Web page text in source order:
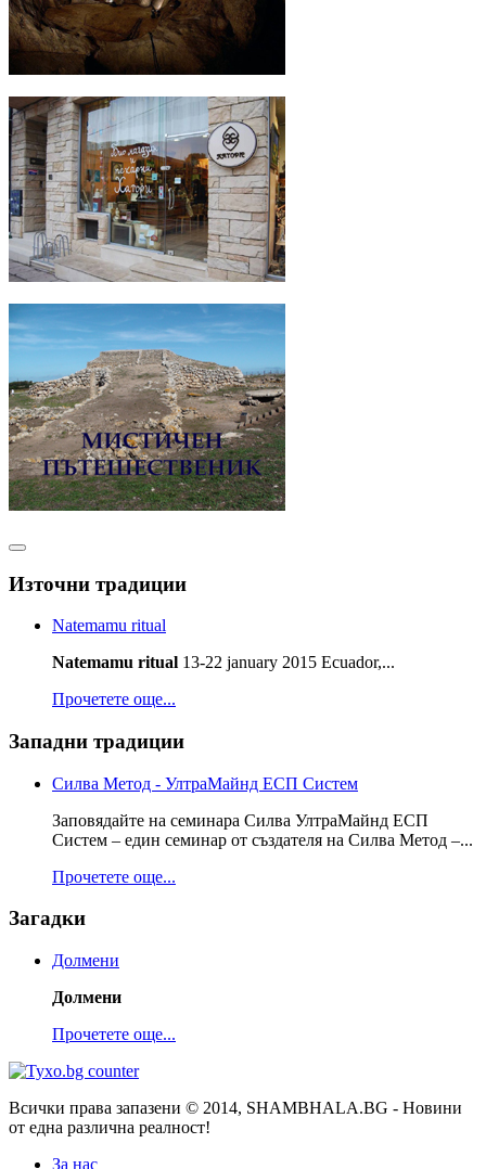
Източни традиции
Natemamu ritual
Natemamu ritual 13-22 january 2015 Ecuador,...
Прочетете още...
Западни традиции
Силва Метод - УлтраМайнд ЕСП Систем
Заповядайте на семинара Силва УлтраМайнд ЕСП
Систем – един семинар от създателя на Силва Метод –...
Прочетете още...
Загадки
Долмени
Долмени
Прочетете още...
Всички права запазени © 2014, SHAMBHALA.BG - Новини
от една различна реалност!
За нас